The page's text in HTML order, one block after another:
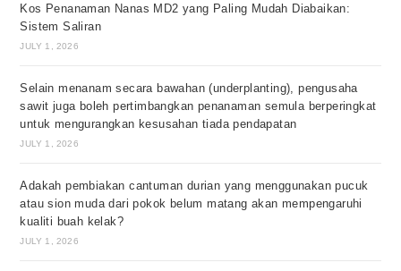
Kos Penanaman Nanas MD2 yang Paling Mudah Diabaikan:
Sistem Saliran
JULY 1, 2026
Selain menanam secara bawahan (underplanting), pengusaha
sawit juga boleh pertimbangkan penanaman semula berperingkat
untuk mengurangkan kesusahan tiada pendapatan
JULY 1, 2026
Adakah pembiakan cantuman durian yang menggunakan pucuk
atau sion muda dari pokok belum matang akan mempengaruhi
kualiti buah kelak?
JULY 1, 2026